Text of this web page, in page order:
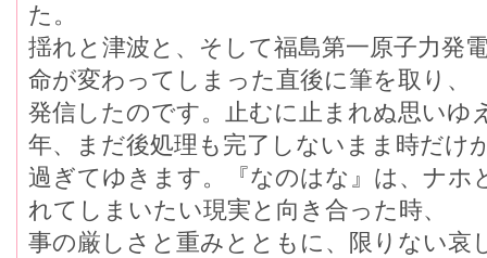
た。
揺れと津波と、そして福島第一原子力発
命が変わってしまった直後に筆を取り、
発信したのです。止むに止まれぬ思いゆ
年、まだ後処理も完了しないまま時だけ
過ぎてゆきます。『なのはな』は、ナホ
れてしまいたい現実と向き合った時、
事の厳しさと重みとともに、限りない哀